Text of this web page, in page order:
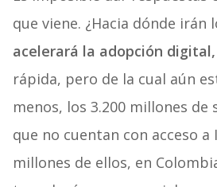
que viene. ¿Hacia dónde irán
acelerará la adopción digital,
rápida, pero de la cual aún
menos, los 3.200 millones de
que no cuentan con acceso
millones de ellos, en